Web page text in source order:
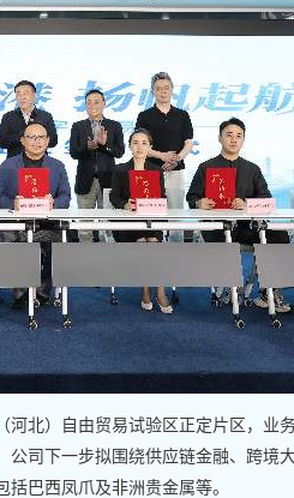
河北）自由贸易试验区正定片区，业
司下一步拟围绕供应链金融、跨境
巴西凤爪及非洲贵金属等。